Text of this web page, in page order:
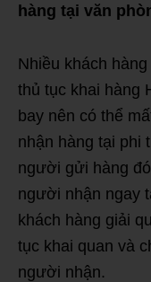
hàng tại văn
Nhiều khách
thủ tục khai hàng
bay nên có thể
nhận hàng tại phi
người gửi hàng
người nhận ngay
khách hàng giải
tục khai quan và
người nhận.